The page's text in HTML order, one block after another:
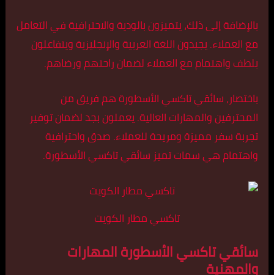
بالإضافة إلى ذلك، يتميزون بالودية والاحترافية في التعامل
مع العملاء. يجيدون اللغة العربية والإنجليزية ويتفاعلون
بلطف واهتمام مع العملاء لضمان راحتهم ورضاهم.
باختصار، سائقي تاكسي الأسطورة هم فريق من
المحترفين والمهارات العالية. يعملون بجد لضمان توفير
تجربة سفر مميزة ومريحة للعملاء. صدق واحترافية
واهتمام هي سمات تميز سائقي تاكسي الأسطورة.
تاكسي مطار الكويت
سائقي تاكسي الأسطورة المهارات
والمهنية